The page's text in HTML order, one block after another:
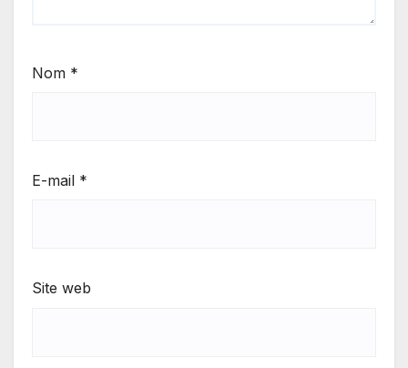
Nom *
E-mail *
Site web